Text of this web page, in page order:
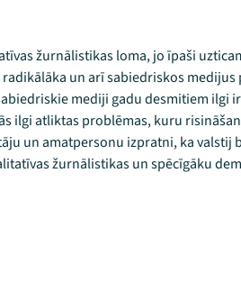
žurnālistikas loma, jo īpaši
un arī sabiedriskos medijus
mediji gadu desmitiem ilgi
ilgi atliktas problēmas, kuru
un amatpersonu izpratni, ka valstij
žurnālistikas un spēcīgāku